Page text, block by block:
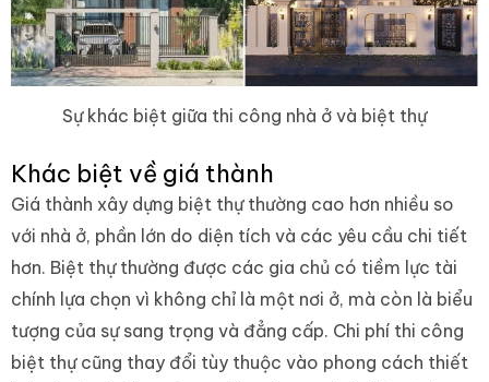
Sự khác biệt giữa thi công nhà ở và biệt thự
Khác biệt về giá thành
Giá thành xây dựng biệt thự thường cao hơn nhiều so
với nhà ở, phần lớn do diện tích và các yêu cầu chi tiết
hơn. Biệt thự thường được các gia chủ có tiềm lực tài
chính lựa chọn vì không chỉ là một nơi ở, mà còn là biểu
tượng của sự sang trọng và đẳng cấp. Chi phí thi công
biệt thự cũng thay đổi tùy thuộc vào phong cách thiết